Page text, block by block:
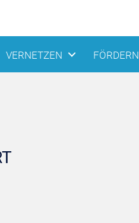
VERNETZEN FÖRDERN